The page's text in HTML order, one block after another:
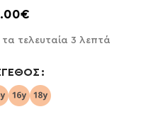
€
τελευταία 3 λεπτά